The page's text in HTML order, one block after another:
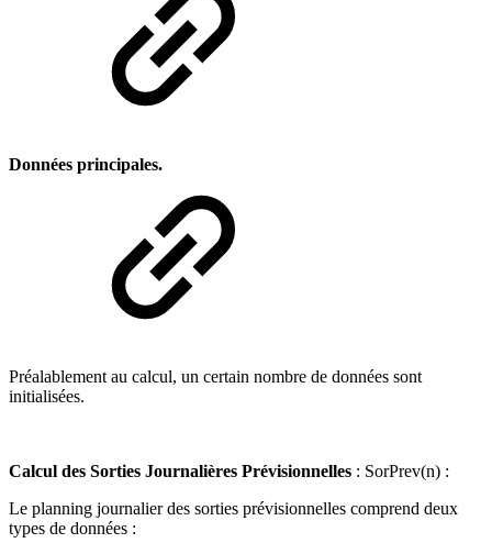
Données principales.
Préalablement au calcul, un certain nombre de données sont
initialisées.
Calcul des Sorties Journalières Prévisionnelles : SorPrev(n) :
Le planning journalier des sorties prévisionnelles comprend deux
types de données :